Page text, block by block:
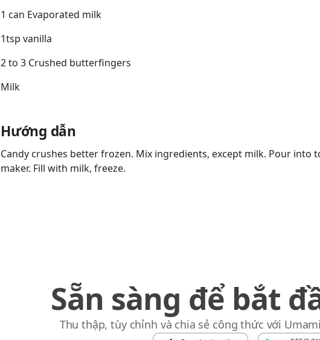
1 can Evaporated milk
1tsp vanilla
2 to 3 Crushed butterfingers
Milk
Hướng dẫn
Candy crushes better frozen. Mix ingredients, except milk. Pour into
maker. Fill with milk, freeze.
Sẵn sàng để bắt
Thu thập, tùy chỉnh và chia sẻ công thức với